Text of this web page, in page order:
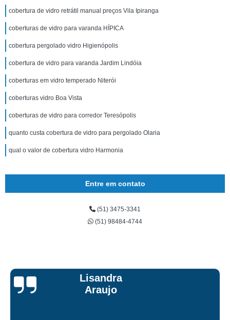
cobertura de vidro retrátil manual preços Vila Ipiranga
coberturas de vidro para varanda HÍPICA
cobertura pergolado vidro Higienópolis
cobertura de vidro para varanda Jardim Lindóia
coberturas em vidro temperado Niterói
coberturas vidro Boa Vista
coberturas de vidro para corredor Teresópolis
quanto custa cobertura de vidro para pergolado Olaria
qual o valor de cobertura vidro Harmonia
Entre em contato
(51) 3475-3341
(51) 98484-4744
Lisandra
Araujo